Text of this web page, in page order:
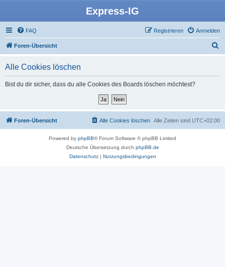
Express-IG
FAQ Anmelden
Registrieren
Foren-Übersicht
Alle Cookies löschen
Bist du dir sicher, dass du alle Cookies des Boards löschen möchtest?
Foren-Übersicht Alle Zeiten sind UTC+02:00
Alle Cookies löschen
Powered by phpBB® Forum Software © phpBB Limited
Deutsche Übersetzung durch phpBB.de
Datenschutz| Nutzungsbedingungen